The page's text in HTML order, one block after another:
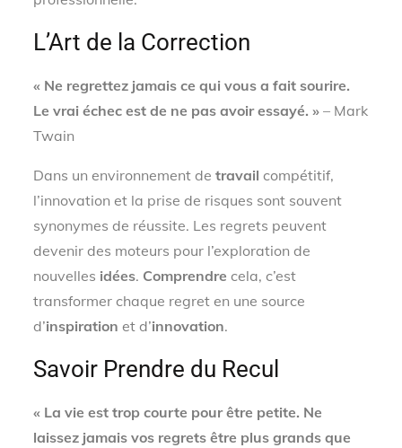
L’Art de la Correction
« Ne regrettez jamais ce qui vous a fait sourire.
Le vrai échec est de ne pas avoir essayé. » – Mark
Twain
Dans un environnement detravail compétitif,
l’innovation et la prise de risques sont souvent
synonymes de réussite. Les regrets peuvent
devenir des moteurs pour l’exploration de
nouvelles idées. Comprendre cela, c’est
transformer chaque regret en une source
d’inspiration et d’innovation.
Savoir Prendre du Recul
« La vie est trop courte pour être petite. Ne
laissez jamais vos regrets être plus grands que